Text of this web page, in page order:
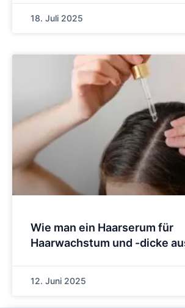
18. Juli 2025
Wie man ein Haarserum für
Haarwachstum und -dicke
12. Juni 2025